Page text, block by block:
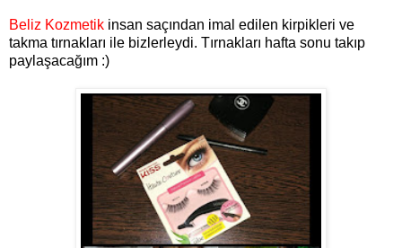
Beliz Kozmetik insan saçından imal edilen kirpikleri ve
takma tırnakları ile bizlerleydi. Tırnakları hafta sonu takıp
paylaşacağım :)